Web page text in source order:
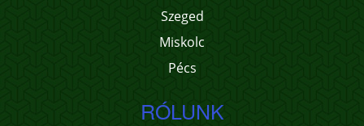
Szeged
Miskolc
Pécs
RÓLUNK